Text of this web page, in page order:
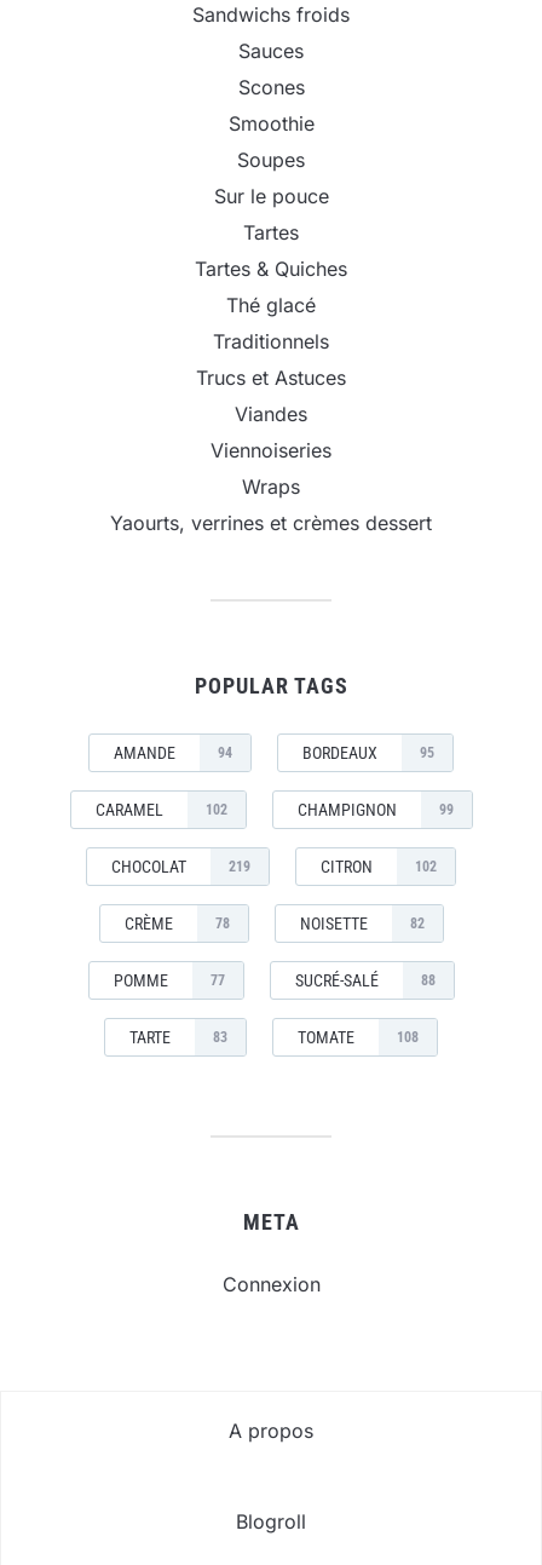
Sandwichs froids
Sauces
Scones
Smoothie
Soupes
Sur le pouce
Tartes
Tartes & Quiches
Thé glacé
Traditionnels
Trucs et Astuces
Viandes
Viennoiseries
Wraps
Yaourts, verrines et crèmes dessert
POPULAR TAGS
AMANDE 94 BORDEAUX 95
CARAMEL 102 CHAMPIGNON 99
CHOCOLAT 219 CITRON 102
CRÈME 78 NOISETTE 82
POMME 77 SUCRÉ-SALÉ 88
TARTE 83 TOMATE 108
META
Connexion
A propos
Blogroll